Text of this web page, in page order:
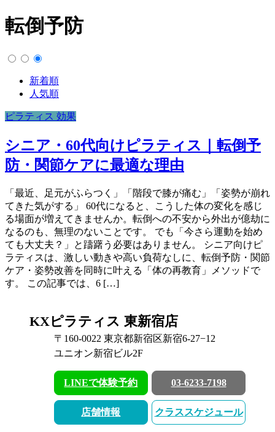
転倒予防
新着順
人気順
ピラティス 効果
シニア・60代向けピラティス｜転倒予
防・関節ケアに最適な理由
「最近、足元がふらつく」「階段で膝が痛む」「姿勢が崩れ
てきた気がする」 60代になると、こうした体の変化を感じ
る場面が増えてきませんか。転倒への不安から外出が億劫に
なるのも、無理のないことです。 でも「今さら運動を始め
ても大丈夫？」と躊躇う必要はありません。 シニア向けピ
ラティスは、激しい動きや高い負荷なしに、転倒予防・関節
ケア・姿勢改善を同時に叶える「体の再教育」メソッドで
す。 この記事では、6 […]
KXピラティス 東新宿店
〒160-0022 東京都新宿区新宿6-27−12
ユニオン新宿ビル2F
LINEで体験予約 03-6233-7198
店舗情報 クラススケジュール